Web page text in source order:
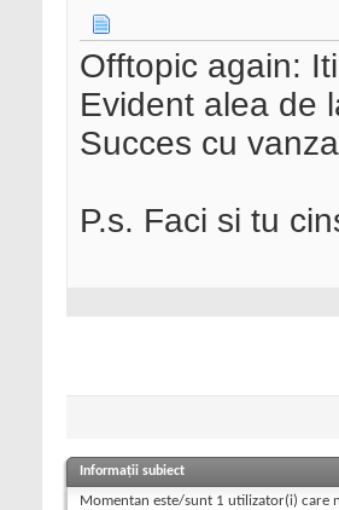
Offtopic again:
Evident alea de
Succes cu
P.s. Faci si tu
Informații subiect
Momentan este/sunt 1 utilizator(i) care